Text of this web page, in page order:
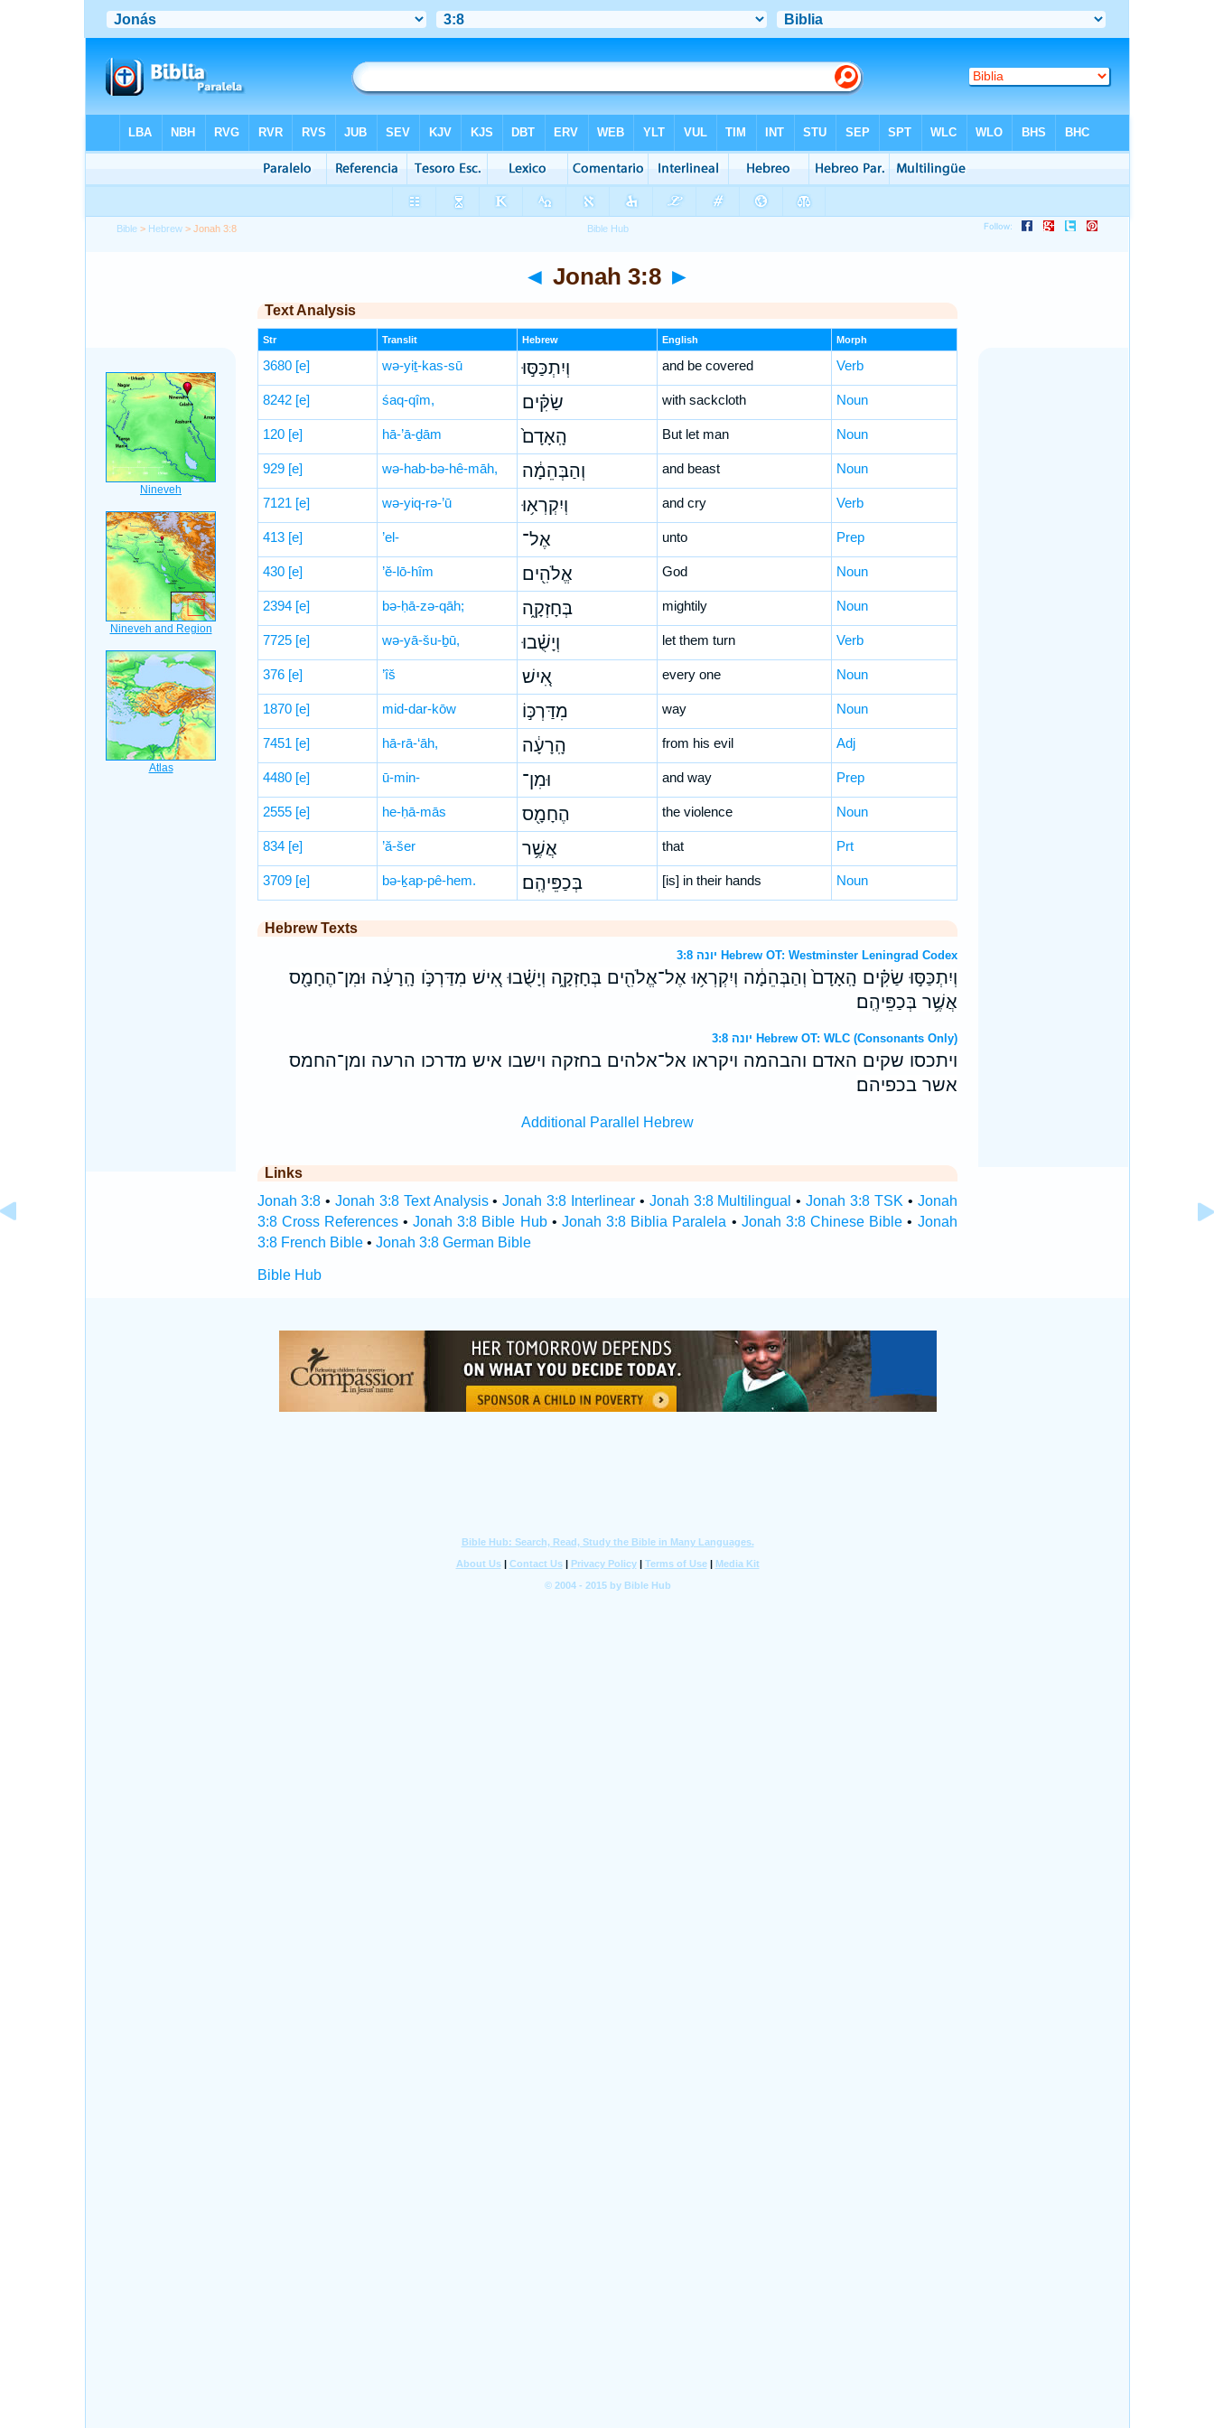
Bible > Hebrew > Jonah 3:8
◄ Jonah 3:8 ►
Text Analysis
Str Translit Hebrew English Morph
3680 [e] wə-yiṯ-kas-sū וְיִתְכַּסּ֣וּ and be covered Verb
8242 [e] śaq-qîm, שַׂקִּ֗ים with sackcloth Noun
120 [e] hā-’ā-ḏām הָֽאָדָם֙ But let man Noun
929 [e] wə-hab-bə-hê-māh, וְהַבְּהֵמָ֔ה and beast Noun
7121 [e] wə-yiq-rə-’ū וְיִקְרְא֥וּ and cry Verb
413 [e] ’el- אֶל־ unto Prep
430 [e] ’ĕ-lō-hîm אֱלֹהִ֖ים God Noun
2394 [e] bə-ḥā-zə-qāh; בְּחָזְקָ֑ה mightily Noun
7725 [e] wə-yā-šu-ḇū, וְיָשֻׁ֗בוּ let them turn Verb
376 [e] ’îš אִ֚ישׁ every one Noun
1870 [e] mid-dar-kōw מִדַּרְכּ֣וֹ way Noun
7451 [e] hā-rā-‘āh, הָֽרָעָ֔ה from his evil Adj
4480 [e] ū-min- וּמִן־ and way Prep
2555 [e] he-ḥā-mās הֶחָמָ֖ס the violence Noun
834 [e] ’ă-šer אֲשֶׁ֥ר that Prt
3709 [e] bə-ḵap-pê-hem. בְּכַפֵּיהֶֽם׃ [is] in their hands Noun
Hebrew Texts
יונה 3:8 Hebrew OT: Westminster Leningrad Codex
וְיִתְכַּסּ֣וּ שַׂקִּ֗ים הָֽאָדָם֙ וְהַבְּהֵמָ֔ה וְיִקְרְא֥וּ אֶל־אֱלֹהִ֖ים בְּחָזְקָ֑ה וְיָשֻׁ֗בוּ אִ֚ישׁ מִדַּרְכֹּ֣ו הָֽרָעָ֔ה וּמִן־הֶחָמָ֖ס
אֲשֶׁ֥ר בְּכַפֵּיהֶֽם׃
יונה 3:8 Hebrew OT: WLC (Consonants Only)
ויתכסו שקים האדם והבהמה ויקראו אל־אלהים בחזקה וישבו איש מדרכו הרעה ומן־החמס
אשר בכפיהם׃
Additional Parallel Hebrew
Links
Jonah 3:8 •Jonah 3:8 Text Analysis•Jonah 3:8 Interlinear • Jonah 3:8 Multilingual •Jonah 3:8 TSK • Jonah
3:8 Cross References•Jonah 3:8 Bible Hub• Jonah 3:8 Biblia Paralela • Jonah 3:8 Chinese Bible • Jonah
3:8 French Bible• Jonah 3:8 German Bible
Bible Hub